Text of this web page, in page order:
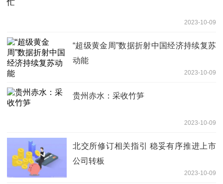
2023-10-09
“超级黄金周”数据折射中国经济持续复苏
动能
2023-10-09
贵州赤水：采收竹笋
2023-10-09
北交所修订相关指引 稳妥有序推进上市
公司转板
2023-10-09